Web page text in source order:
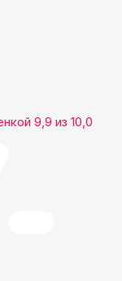
9,9 из 10,0